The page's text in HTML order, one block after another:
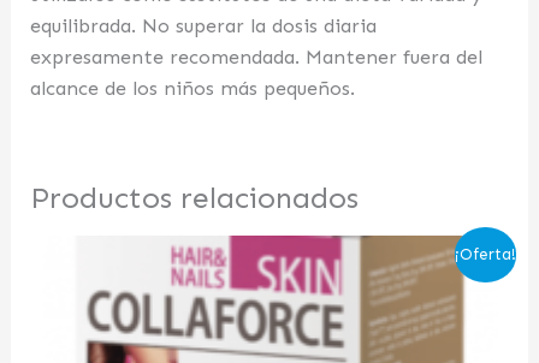
equilibrada. No superar la dosis diaria
expresamente recomendada. Mantener fuera del
alcance de los niños más pequeños.
Productos relacionados
¡Oferta!
original
era:
32,84 €.
precio
actual
18,00 €.